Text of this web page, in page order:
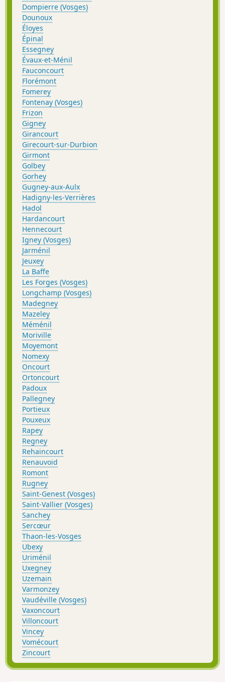
Dompierre (Vosges)
Dounoux
Éloyes
Épinal
Essegney
Évaux-et-Ménil
Fauconcourt
Florémont
Fomerey
Fontenay (Vosges)
Frizon
Gigney
Girancourt
Girecourt-sur-Durbion
Girmont
Golbey
Gorhey
Gugney-aux-Aulx
Hadigny-les-Verrières
Hadol
Hardancourt
Hennecourt
Igney (Vosges)
Jarménil
Jeuxey
La Baffe
Les Forges (Vosges)
Longchamp (Vosges)
Madegney
Mazeley
Méménil
Moriville
Moyemont
Nomexy
Oncourt
Ortoncourt
Padoux
Pallegney
Portieux
Pouxeux
Rapey
Regney
Rehaincourt
Renauvoid
Romont
Rugney
Saint-Genest (Vosges)
Saint-Vallier (Vosges)
Sanchey
Sercœur
Thaon-les-Vosges
Ubexy
Uriménil
Uxegney
Uzemain
Varmonzey
Vaudéville (Vosges)
Vaxoncourt
Villoncourt
Vincey
Vomécourt
Zincourt